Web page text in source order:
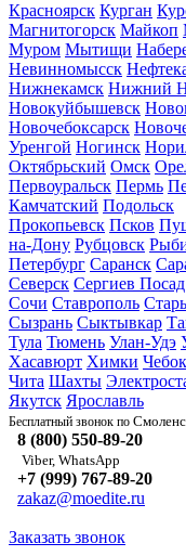
Красноярск Курган
Магнитогорск Майкоп
Муром Мытищи
Невинномысск
Нижнекамск Нижний
Новокуйбышевск
Новочебоксарск
Уренгой Ногинск
Октябрьский Омск
Первоуральск Пермь
Камчатский Подольск
Прокопьевск Псков
на-Дону Рубцовск
Петербург Саранск
Северск Сергиев Посад
Сочи Ставрополь
Сызрань Сыктывкар
Тула Тюмень Улан-Удэ
Хасавюрт Химки
Чита Шахты
Якутск Ярославль
Бесплатный звонок по
8 (800) 550-89-20
Viber, WhatsApp
+7 (999) 767-89-20
zakaz@moedite.ru
Заказать звонок